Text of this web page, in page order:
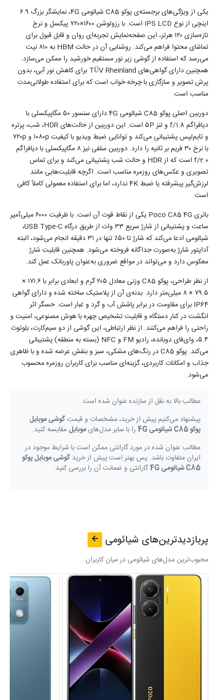
یکی از ویژگی‌های برجسته‌ی پوکو C85 شیائومی 4G، نمایشگر بزرگ ۶.۹
اینچی از نوع IPS LCD است. با رزولوشن ۱۶۰۰×۷۲۰ پیکسل و نرخ
تازه‌سازی ۱۲۰ هرتز، این صفحه‌نمایش تجربه‌ای روان و قابل قبول برای
تماشای محتوا فراهم می‌کند. روشنایی آن در حالت HBM به ۸۱۰ نیت
می‌رسد که استفاده از گوشی زیر نور مستقیم خورشید را ممکن می‌سازد.
همچنین دارای گواهی‌های TÜV Rheinland برای کاهش نور آبی، بدون
پرش تصویر و سازگاری با چرخه خواب است که برای استفاده طولانی‌مدت
مناسب است.
دوربین اصلی پوکو C85 شیائومی 4G دارای سنسور ۵۰ مگاپیکسلی با
دیافراگم f/1.8 و لنز ۵P است. این دوربین از حالت‌های HDR، شب، پرتره
و تایم‌لپس پشتیبانی می‌کند و توانایی ضبط ویدیو با کیفیت ۱۰۸۰p و ۷۲۰p
با نرخ ۳۰ فریم بر ثانیه را دارد. دوربین سلفی نیز ۸ مگاپیکسلی با دیافراگم
f/2.0 است که از HDR و حالت شب پشتیبانی می‌کند و برای تماس
تصویری و عکس‌های روزمره مناسب است. اگرچه قابلیت‌هایی مانند
لرزش‌گیر پیشرفته یا ضبط 4K ندارد، اما برای استفاده معمولی کاملاً کافی
است.
باتری Poco C85 4G یکی از نقاط قوت آن است. با ظرفیت ۶۰۰۰ میلی‌آمپر
ساعت و پشتیبانی از شارژ سریع ۳۳ وات از طریق درگاه USB Type-C،
شیائومی ادعا می‌کند که شارژ تا ۵۰٪ تنها در ۳۱ دقیقه انجام می‌شود، البته
آداپتور شارژ به‌صورت جداگانه فروخته می‌شود. همچنین قابلیت شارژ
معکوس دارد و می‌تواند در مواقع ضروری به‌عنوان پاوربانک عمل کند.
از نظر طراحی، پوکو C85 وزنی معادل ۲۰۵ گرم و ابعادی برابر با ۱۷۱.۶ ×
۷۹.۵ × ۸ میلی‌متر دارد. بدنه‌ی آن از پلاستیک ساخته شده و دارای گواهی
IP64 برای مقاومت در برابر پاشش آب و گرد و غبار است. حسگر اثر
انگشت در کنار دستگاه و قابلیت تشخیص چهره با هوش مصنوعی، امنیت و
راحتی را فراهم می‌کنند. از نظر ارتباطی، این گوشی از دو سیم‌کارت، بلوتوث
۵.۴، وای‌فای دوبانده، رادیو FM و NFC (بسته به منطقه) پشتیبانی
می‌کند. پوکو C85 در رنگ‌های مشکی، سبز و بنفش عرضه شده و با ظاهری
جذاب و امکانات کاربردی، گزینه‌ای مناسب برای کاربران روزمره محسوب
می‌شود.
مطالب بالا به نقل از سازنده عنوان شده است.
پیشنهاد می‌کنیم پیش از خرید، مشخصات و قیمتگوشی موبایل
پوکو C85 شیائومی 4G
را با سایر مدل‌هایموبایل مقایسه کنید.
مطالب عنوان شده در مورد گارانتی ممکن است با شرایط موجود در
ایران متفاوت باشد. پس بهتر است پیش از خرید گوشی موبایل پوکو
C85 شیائومی 4G
گارانتی و ضمانت آن را بررسی کنید.
پربازدیدترین‌های شیائومی
محبوب‌ترین مدل‌های شیائومی در میان کاربران